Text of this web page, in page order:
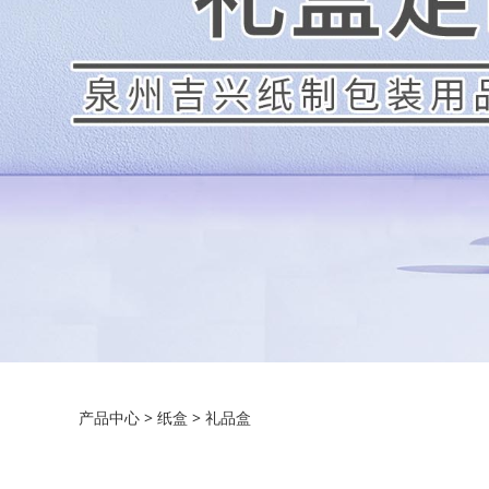
礼品盒
产品中心 > 纸盒 > 礼品盒